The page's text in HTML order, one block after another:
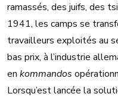
ramassés, des juifs, des
1941, les camps se
travailleurs exploités au
bas prix, à l’industrie
en kommandos
Lorsqu’est lancée la